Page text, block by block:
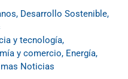
, Desarrollo Sostenible,
y tecnología,
y comercio, Energía,
Noticias